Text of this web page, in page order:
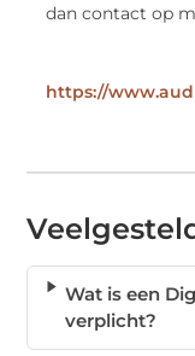
dan contact op
https://
Wat is een
verplicht?